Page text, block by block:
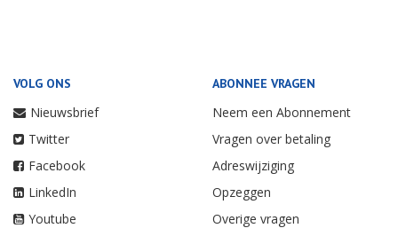
VOLG ONS
Nieuwsbrief
Twitter
Facebook
LinkedIn
Youtube
ABONNEE VRAGEN
Neem een Abonnement
Vragen over betaling
Adreswijziging
Opzeggen
Overige vragen